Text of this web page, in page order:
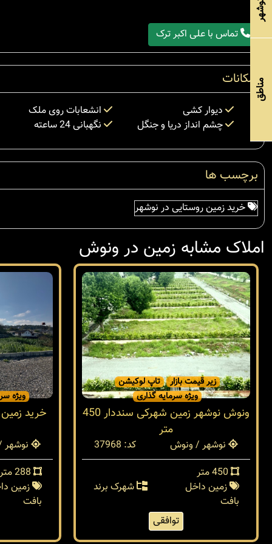
تماس با علی اکبر ترک
امکانات
دیوار کشی
انشعابات روی ملک
چشم انداز دریا و جنگل
نگهبانی 24 ساعته
برچسب ها
خرید زمین روستایی در نوشهر
املاک مشابه زمین در ونوش
زیر قیمت بازار
تاپ لوکیشن
ویژه سرمایه گذاری
ونوش نوشهر زمین شهرکی سنددار 450
متر
نوشهر / ونوش
کد: 37968
زمین داخل
بافت
شهرک برند
توافقی
ویژه
خرید
زمین
بافت
مناطق